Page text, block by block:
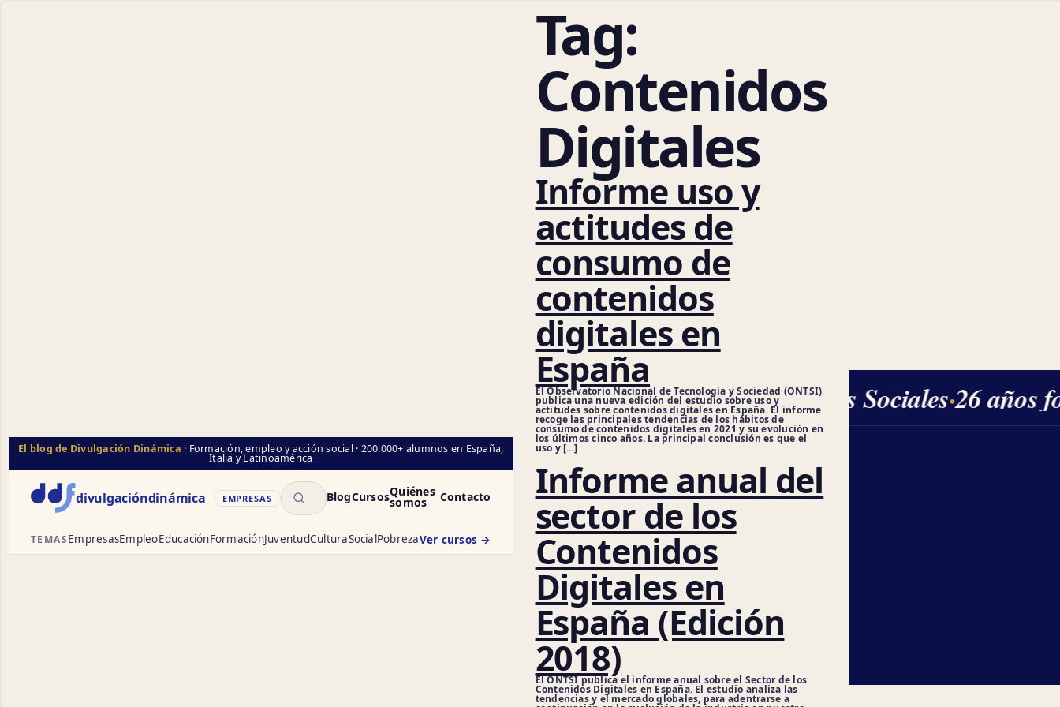
El blog de Divulgación Dinámica · Formación, empleo y acción social · 200.000+ alumnos en España,
Italia y Latinoamérica
divulgacióndinámica EMPRESAS
Buscar
BlogCursosQuiénes
somos Contacto
TEMASEmpresasEmpleoEducaciónFormaciónJuventudCulturaSocialPobrezaVer cursos →
Tag:
Contenidos
Digitales
Informe uso y
actitudes de
consumo de
contenidos
digitales en
España
El Observatorio Nacional de Tecnología y Sociedad (ONTSI)
publica una nueva edición del estudio sobre uso y
actitudes sobre contenidos digitales en España. El informe
recoge las principales tendencias de los hábitos de
consumo de contenidos digitales en 2021 y su evolución en
los últimos cinco años. La principal conclusión es que el
uso y […]
Informe anual del
sector de los
Contenidos
Digitales en
España (Edición
2018)
El ONTSI publica el informe anual sobre el Sector de los
Contenidos Digitales en España. El estudio analiza las
tendencias y el mercado globales, para adentrarse a
Ciencias Sociales·26 años